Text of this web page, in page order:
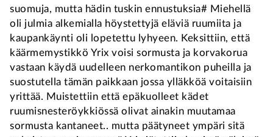
suomuja, mutta hädin tuskin ennustuksia# Miehellä
oli julmia alkemialla höystettyjä eläviä ruumiita ja
kaupankäynti oli lopetettu lyhyeen. Keksittiin, että
käärmemystikkö Yrix voisi sormusta ja korvakorua
vastaan käydä uudelleen nerkomantikon puheilla ja
suostutella tämän paikkaan jossa ylläkköä voitaisiin
yrittää. Muistettiin että epäkuolleet kädet
ruumisnesteröykkiössä olivat ainakin muutamaa
sormusta kantaneet.. mutta päätyneet ympäri sitä